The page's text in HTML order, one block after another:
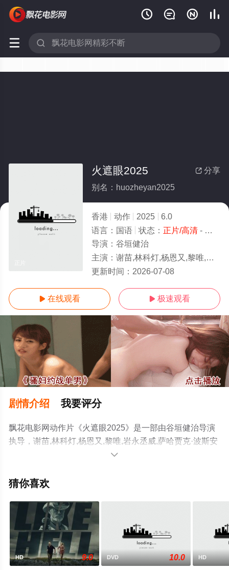
   
 
 分享
火遮眼2025
别名：huozheyan2025
香港 动作 2025
6.0
语言： 国语 状态： 正片/高清- 免费在线观看
导演： 谷垣健治
主演： 谢苗,林科灯,杨恩又,黎唯,岩永丞威,萨哈贾克·波斯安吉特,玛娜莎楠·潘叻翁固,郭峻卿,威奈·旺扬功,雅彦·鲁伊安,杰佳·亚宁
更新时间： 2026-07-08
 在线观看  极速观看
剧情介绍 我要评分
飘花电影网动作片《火遮眼2025》是一部由谷垣健治导演
执导，谢苗,林科灯,杨恩又,黎唯,岩永丞威,萨哈贾克·波斯安
吉特,玛娜莎楠·潘叻翁固,郭峻卿,威奈·旺扬功,雅彦·鲁伊安,
无删减完整版电影大全就上飘花影院，更多相关信息可移

猜你喜欢
HD 9.0 DVD 10.0 HD